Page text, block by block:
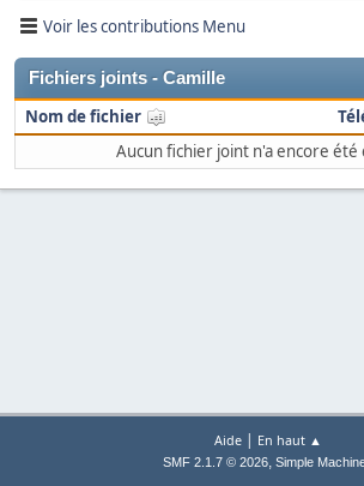
Voir les contributions Menu
Fichiers joints - Camille
Nom de fichier
Aucun fichier joint n'a encore été
Aide | En haut ▲
SMF 2.1.7 © 2026, Simple